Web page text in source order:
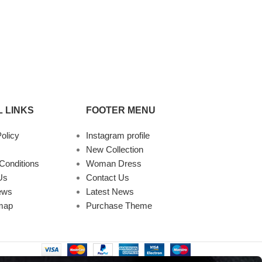
LINKS FOOTER MENU
Instagram profile
New Collection
Woman Dress
Contact Us
Latest News
Purchase Theme